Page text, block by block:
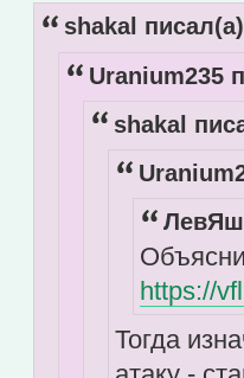
shakal
Uranium235
shakal
https://
Тогда